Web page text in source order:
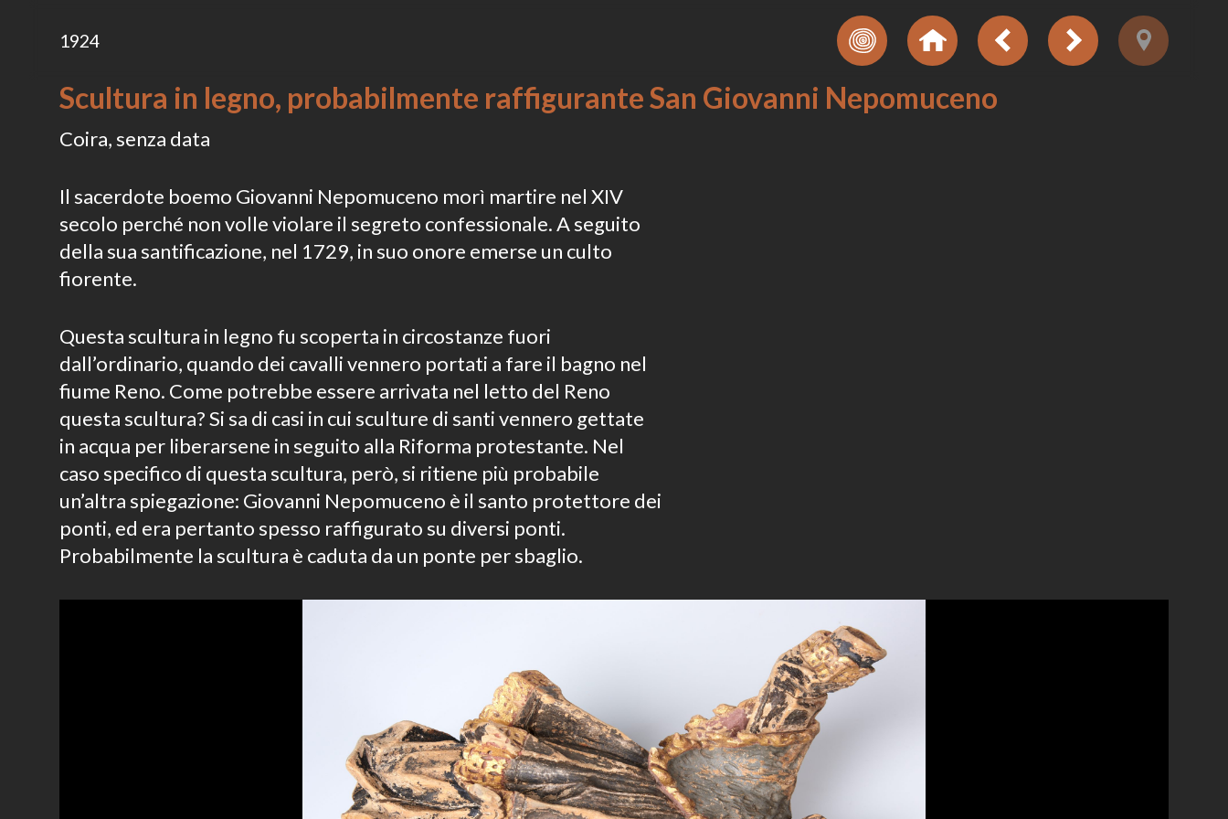
1924
Scultura in legno, probabilmente raffigurante San Giovanni Nepomuceno
Coira, senza data
Il sacerdote boemo Giovanni Nepomuceno morì martire nel XIV
secolo perché non volle violare il segreto confessionale. A seguito
della sua santificazione, nel 1729, in suo onore emerse un culto
fiorente.
Questa scultura in legno fu scoperta in circostanze fuori
dall’ordinario, quando dei cavalli vennero portati a fare il bagno nel
fiume Reno. Come potrebbe essere arrivata nel letto del Reno
questa scultura? Si sa di casi in cui sculture di santi vennero gettate
in acqua per liberarsene in seguito alla Riforma protestante. Nel
caso specifico di questa scultura, però, si ritiene più probabile
un’altra spiegazione: Giovanni Nepomuceno è il santo protettore dei
ponti, ed era pertanto spesso raffigurato su diversi ponti.
Probabilmente la scultura è caduta da un ponte per sbaglio.